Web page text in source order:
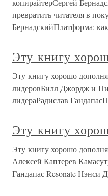
копирайтерСергей
превратить читателя в
БернадскийПлатформа:
Эту книгу
Эту книгу хорошо
лидеровБилл Джордж и
лидераРадислав
Эту книгу
Эту книгу хорошо
Алексей Каптерев
Гандапас Resonate Нэнси